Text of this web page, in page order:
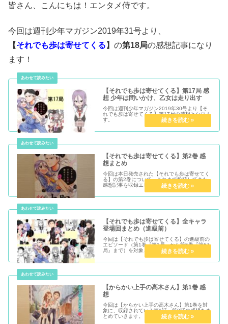
皆さん、こんにちは！エンタメ侍です。
今回は週刊少年マガジン2019年31号より、
【それでも歩は寄せてくる 】 の第18局の感想記事になり
ます！
【それでも歩は寄せてくる】第17局 感
想 少年は問いかけ、乙女は走り出す
今回は週刊少年マガジン2019年30号より【そ
れでも歩は寄せてくる】第17局の感想となりま
す。
【それでも歩は寄せてくる】第2巻 感
想まとめ
今回は本日発売された【それでも歩は寄せてく
る】の第2巻について、これまで投稿してきた
感想記事を収録エピソード毎にまとめたいと思
います。なお、第2巻に収録されているのは
『第15局』～『第28局』までです。
【それでも歩は寄せてくる】全キャラ
登場回まとめ（進級前）
今回は【それでも歩は寄せてくる】の進級前の
エピソード（第1巻『第1局』から第5巻『第67
局』まで）を対象とし、全キャラ毎にその登場
回をまとめていきます。
【からかい上手の高木さん】第1巻 感
想
今回は【からかい上手の高木さん】第1巻を対
象に、収録されている第1話～第9話の感想をま
とめていきます。